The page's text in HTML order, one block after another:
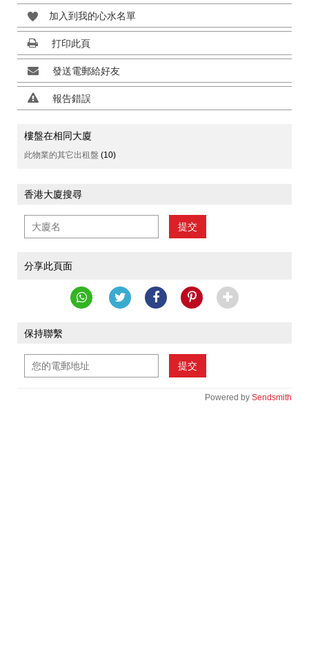
加入到我的心水名單
打印此頁
發送電郵給好友
報告錯誤
樓盤在相同大廈
此物業的其它出租盤 (10)
香港大廈搜尋
提交
分享此頁面
保持聯繫
提交
Powered by Sendsmith